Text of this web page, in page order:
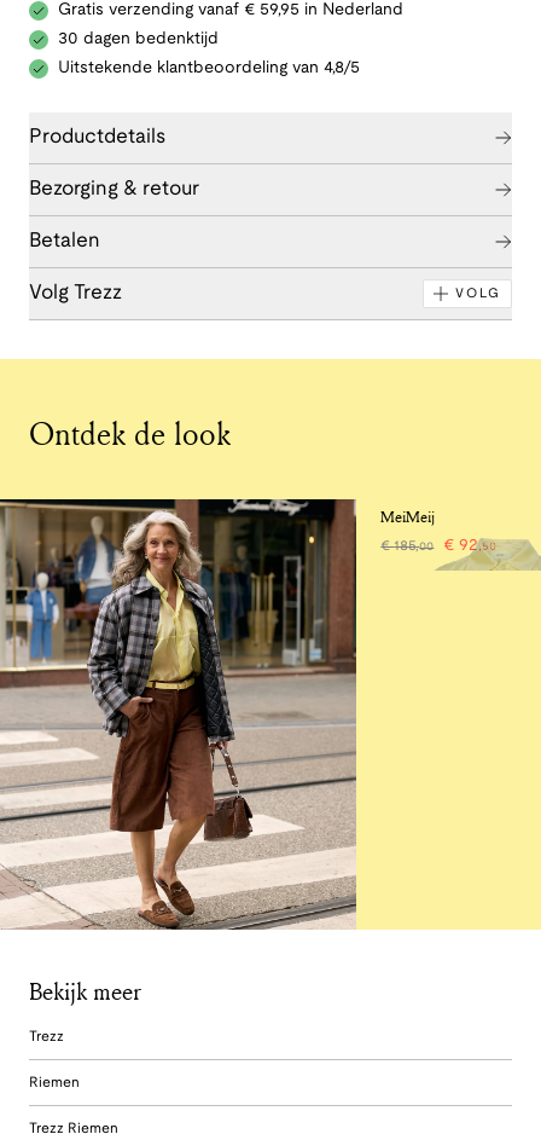
Gratis verzending vanaf € 59,95 in Nederland
30 dagen bedenktijd
Uitstekende klantbeoordeling van 4,8/5
Productdetails
Bezorging & retour
Betalen
Volg Trezz VOLG
Ontdek de look
MeiMeij
€185,00 €92,50
Bekijk meer
Trezz
Riemen
Trezz Riemen